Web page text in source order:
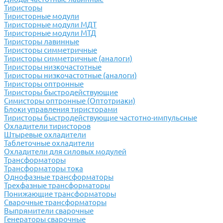
Тиристоры
Тиристорные модули
Тиристорные модули МДТ
Тиристорные модули МТД
Тиристоры лавинные
Тиристоры симметричные
Тиристоры симметричные (аналоги)
Тиристоры низкочастотные
Тиристоры низкочастотные (аналоги)
Тиристоры оптронные
Тиристоры быстродействующие
Симисторы оптронные (Оптотриаки)
Блоки управления тиристорами
Тиристоры быстродействующие частотно-импульсные
Охладители тиристоров
Штыревые охладители
Таблеточные охладители
Охладители для силовых модулей
Трансформаторы
Трансформаторы тока
Однофазные трансформаторы
Трехфазные трансформаторы
Понижающие трансформаторы
Сварочные трансформаторы
Выпрямители сварочные
Генераторы сварочные